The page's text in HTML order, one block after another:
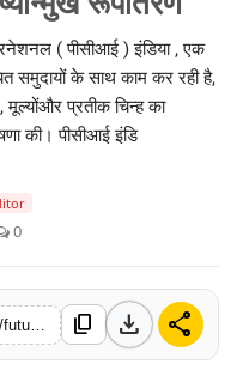
( पीसीआई ) इंडिया , एक
समुदायों के साथ काम कर रही है,
प्रतीक चिन्ह का
की। पीसीआई इंडि
Public Figure • 30 Mar,
0
content_copy download share